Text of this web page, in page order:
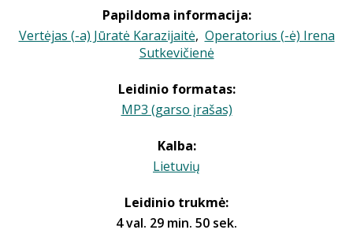
Papildoma informacija:
Vertėjas (-a) Jūratė Karazijaitė, Operatorius (-ė) Irena
Sutkevičienė
Leidinio formatas:
MP3 (garso įrašas)
Kalba:
Lietuvių
Leidinio trukmė:
4 val. 29 min. 50 sek.